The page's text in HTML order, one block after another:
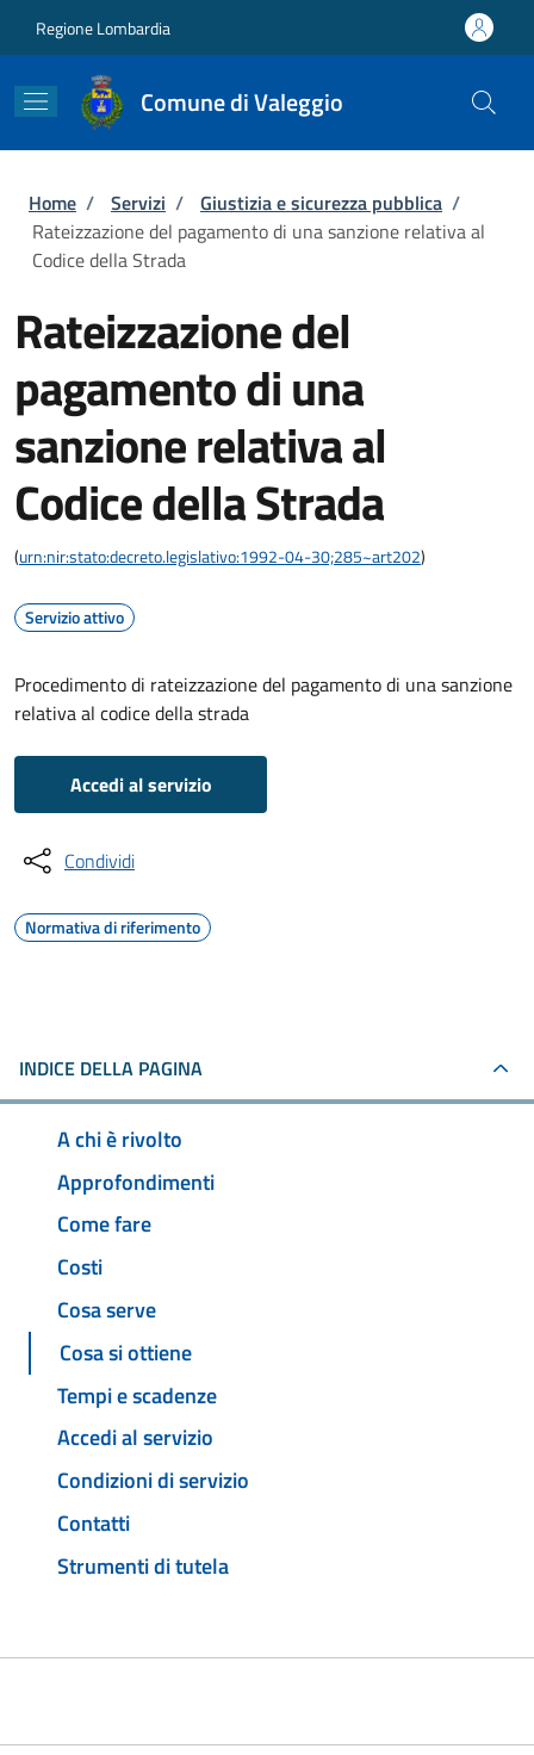
Regione Lombardia
Comune di Valeggio
Briciole di pane
Home / Servizi / Giustizia e sicurezza pubblica /
Rateizzazione del pagamento di una sanzione relativa al
Codice della Strada
Rateizzazione del
pagamento di una
sanzione relativa al
Codice della Strada
(urn:nir:stato:decreto.legislativo:1992-04-30;285~art202)
Servizio attivo
Procedimento di rateizzazione del pagamento di una sanzione
relativa al codice della strada
Accedi al servizio
Condividi
Normativa di riferimento
INDICE DELLA PAGINA
A chi è rivolto
Approfondimenti
Come fare
Costi
Cosa serve
Cosa si ottiene
Tempi e scadenze
Accedi al servizio
Condizioni di servizio
Contatti
Strumenti di tutela